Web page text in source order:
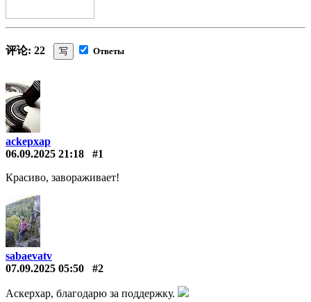
评论: 22 写 Ответы
ackepxap
06.09.2025 21:18
#1
Красиво, завораживает!
sabaevatv
07.09.2025 05:50
#2
Аскерхар, благодарю за поддержку.